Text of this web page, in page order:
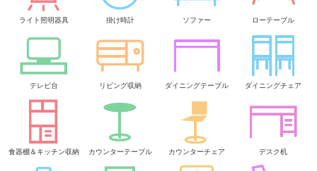
ライト照明器具 掛け時計 ソファー ローテーブル
テレビ台 リビング収納 ダイニングテーブル ダイニングチェア
食器棚＆キッチン収納 カウンターテーブル カウンターチェア デスク机